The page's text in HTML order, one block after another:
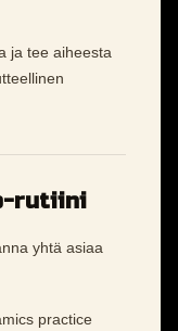
ja tee aiheesta
rutiini
yhtä asiaa
practice